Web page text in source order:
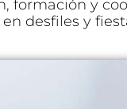
formación y
desfiles y